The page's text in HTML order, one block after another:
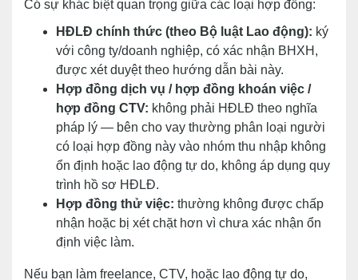
Có sự khác biệt quan trọng giữa các loại hợp đồng:
HĐLĐ chính thức (theo Bộ luật Lao động): ký
với công ty/doanh nghiệp, có xác nhận BHXH,
được xét duyệt theo hướng dẫn bài này.
Hợp đồng dịch vụ / hợp đồng khoán việc /
hợp đồng CTV: không phải HĐLĐ theo nghĩa
pháp lý — bên cho vay thường phân loại người
có loại hợp đồng này vào nhóm thu nhập không
ổn định hoặc lao động tự do, không áp dụng quy
trình hồ sơ HĐLĐ.
Hợp đồng thử việc: thường không được chấp
nhận hoặc bị xét chặt hơn vì chưa xác nhận ổn
định việc làm.
Nếu bạn làm freelance, CTV, hoặc lao động tự do,